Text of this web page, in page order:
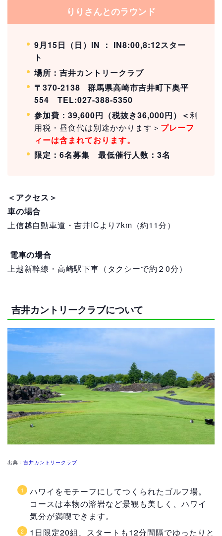
りりさんとのラウンド
9月15日（日）IN ： IN8:00,8:12スター
ト
場所：吉井カントリークラブ
〒370-2138 群馬県高崎市吉井町下奥平
554 TEL:027-388-5350
参加費：39,600円（税抜き36,000円）＜利
用税・昼食代は別途かかります＞ プレーフ
ィーは含まれております。
限定：6名募集 最低催行人数：3名
＜アクセス＞
車の場合
上信越自動車道・吉井ICより7km（約11分）
電車の場合
上越新幹線・高崎駅下車（タクシーで約２0分）
吉井カントリークラブについて
出典：吉井カントリークラブ
ハワイをモチーフにしてつくられたゴルフ場。
コースは本物の溶岩など景観も美しく、ハワイ
気分が満喫できます。
1日限定20組、スタートも12分間隔でゆったりと